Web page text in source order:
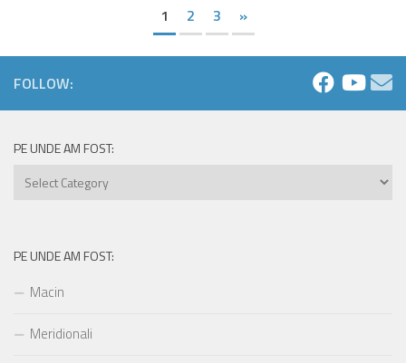
1 2 3 »
FOLLOW:
PE UNDE AM FOST:
Pe
PE UNDE AM FOST:
Macin
Meridionali